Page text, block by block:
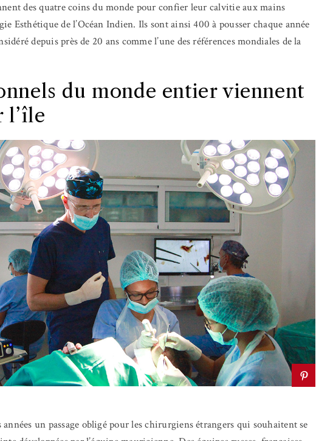
des quatre coins du monde pour confier leur calvitie aux mains
Esthétique de l’Océan Indien. Ils sont ainsi 400 à pousser chaque année
depuis près de 20 ans comme l’une des références mondiales de la
du monde entier viennent
l’île
un passage obligé pour les chirurgiens étrangers qui souhaitent se